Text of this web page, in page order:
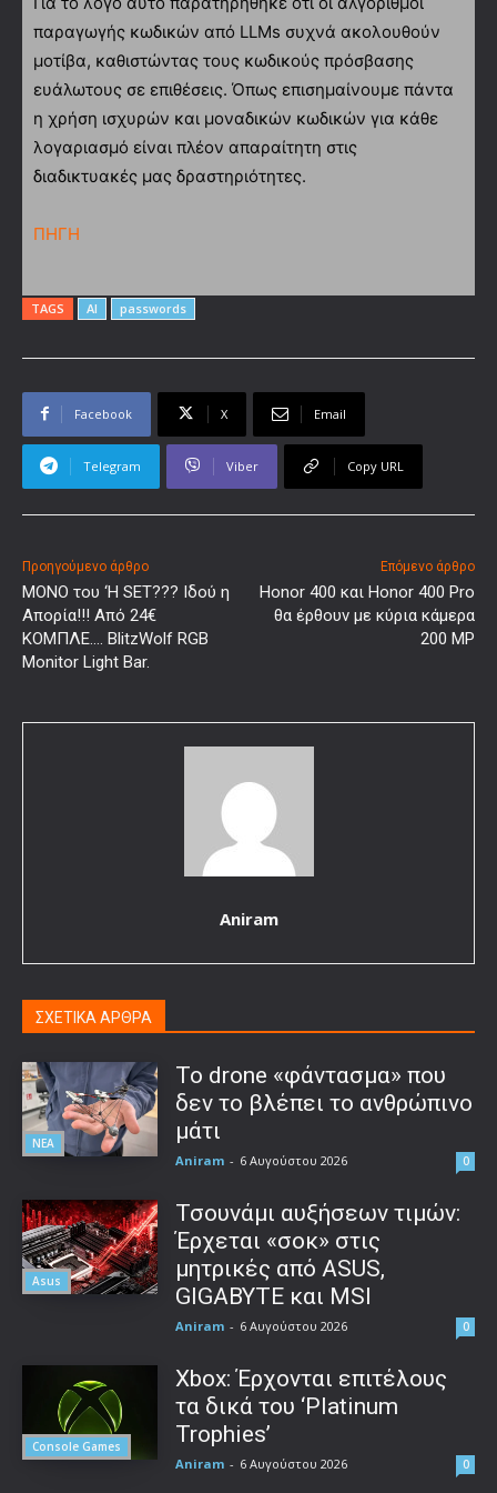
παραγωγής κωδικών από LLMs συχνά ακολουθούν
μοτίβα, καθιστώντας τους κωδικούς πρόσβασης
ευάλωτους σε επιθέσεις. Όπως επισημαίνουμε πάντα
η χρήση ισχυρών και μοναδικών κωδικών για κάθε
λογαριασμό είναι πλέον απαραίτητη στις
διαδικτυακές μας δραστηριότητες.
ΠΗΓΗ
TAGS AI passwords
Facebook X Email
Telegram Viber Copy URL
Προηγούμενο άρθρο
ΜΟΝΟ του ‘Η SET??? Ιδού η
Απορία!!! Από 24€
ΚΟΜΠΛΕ…. BlitzWolf RGB
Monitor Light Bar.
Επόμενο άρθρο
Honor 400 και Honor 400 Pro
θα έρθουν με κύρια κάμερα
200 MP
Aniram
ΣΧΕΤΙΚΑ ΑΡΘΡΑ
ΝΕΑ
Το drone «φάντασμα» που
δεν το βλέπει το ανθρώπινο
μάτι
Aniram - 6 Αυγούστου 2026 0
Asus
Τσουνάμι αυξήσεων τιμών:
Έρχεται «σοκ» στις
μητρικές από ASUS,
GIGABYTE και MSI
Aniram - 6 Αυγούστου 2026 0
Console Games
Xbox: Έρχονται επιτέλους
τα δικά του ‘Platinum
Trophies’
Aniram - 6 Αυγούστου 2026 0